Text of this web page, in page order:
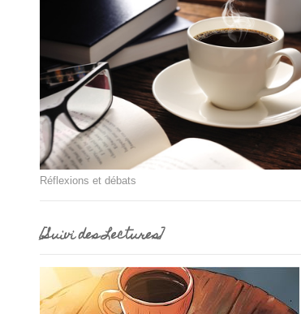
Réflexions et débats
[Suivi des Lectures]